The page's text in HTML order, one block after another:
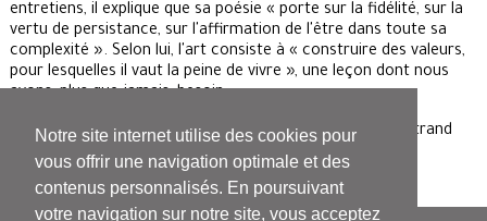
Notre site internet utilise des cookies pour
vous offrir une navigation optimale et des
contenus personnalisés. En poursuivant
votre navigation sur notre site, vous acceptez
entretiens, il explique que sa poésie « porte sur la fidélité, sur la
vertu de persistance, sur l'affirmation de l'être dans toute sa
complexité ». Selon lui, l'art consiste à « construire des valeurs,
pour lesquelles il vaut la peine de vivre », une leçon dont nous
avons, plus que jamais, besoin.
Bertrand
Dermoncourt